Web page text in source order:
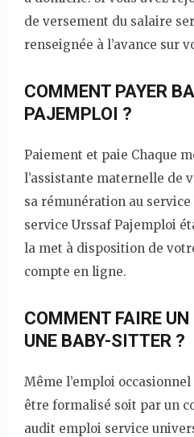
de versement du salaire
renseignée à l’avance sur
COMMENT PAYER
PAJEMPLOI ?
Paiement et paie Chaque
l’assistante maternelle de
sa rémunération au
service Urssaf Pajemploi
la met à disposition de
compte en ligne.
COMMENT FAIRE
UNE BABY-SITTER ?
Même l’emploi
être formalisé soit par un
audit emploi service